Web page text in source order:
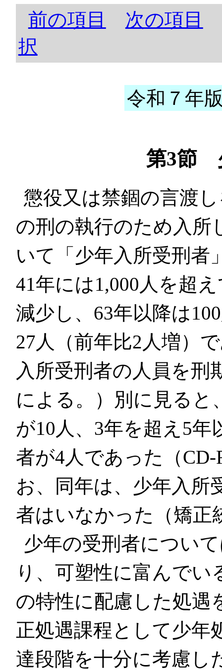
前の項目
次の項目
択
令和７年
第3節
懲役又は禁錮の言渡
の刑の執行のため入所
いて「少年入所受刑者
41年には1,000人を超
減少し、63年以降は
27人（前年比2人増）
入所受刑者の人員を刑
による。）別に見ると
が10人、3年を超え5年
者が4人であった（CD-
お、同年は、少年入所
者はいなかった（矯正
少年の受刑者につい
り、可塑性に富んで
の特性に配慮した処遇
正処遇課程として少年
達段階を十分に考慮し